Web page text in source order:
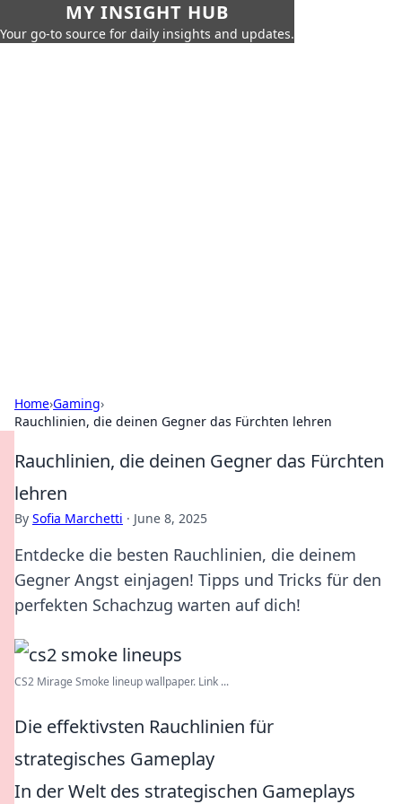
MY INSIGHT HUB
Your go-to source for daily insights and updates.
Home›Gaming›
Rauchlinien, die deinen Gegner das Fürchten lehren
Rauchlinien, die deinen Gegner das Fürchten
lehren
By Sofia Marchetti · June 8, 2025
Entdecke die besten Rauchlinien, die deinem
Gegner Angst einjagen! Tipps und Tricks für den
perfekten Schachzug warten auf dich!
CS2 Mirage Smoke lineup wallpaper. Link ...
Die effektivsten Rauchlinien für
strategisches Gameplay
In der Welt des strategischen Gameplays